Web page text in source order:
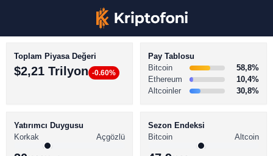
BİTCOİN HABERLERİ
ALTCOİN HABERLERİ
Toplam Piyasa Değeri
$2,21 Trilyon -0.60%
Pay Tablosu
Bitcoin
58,8%
Ethereum
10,4%
Altcoinler
30,8%
Yatırımcı Duygusu
Korkak
Açgözlü
Sezon Endeksi
Bitcoin
Altcoin